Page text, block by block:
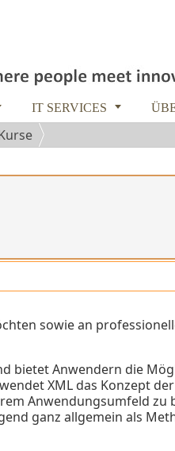
IT SERVICES 
sowie an
bietet Anwendern die
XML das Konzept
Anwendungsumfeld zu
ganz allgemein als